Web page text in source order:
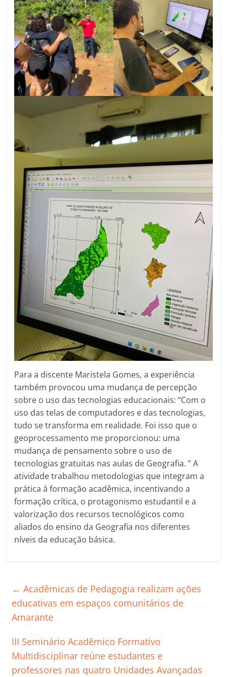
Para a discente Maristela Gomes, a experiência
também provocou uma mudança de percepção
sobre o uso das tecnologias educacionais: “Com o
uso das telas de computadores e das tecnologias,
tudo se transforma em realidade. Foi isso que o
geoprocessamento me proporcionou: uma
mudança de pensamento sobre o uso de
tecnologias gratuitas nas aulas de Geografia. ” A
atividade trabalhou metodologias que integram a
prática à formação acadêmica, incentivando a
formação crítica, o protagonismo estudantil e a
valorização dos recursos tecnológicos como
aliados do ensino da Geografia nos diferentes
níveis da educação básica.
← Acadêmicas de Pedagogia realizam ações
educativas em espaços comunitários de
Amarante
III Seminário Acadêmico Formativo
Multidisciplinar reúne estudantes e
professores nas quatro Unidades Avançadas